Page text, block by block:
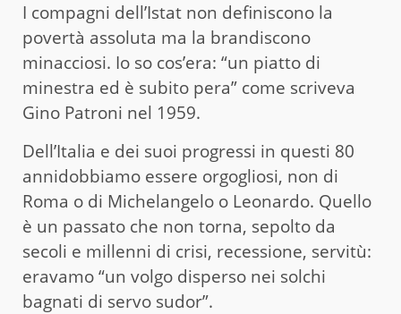
I compagni dell’Istat non definiscono la
povertà assoluta ma la brandiscono
minacciosi. Io so cos’era: “un piatto di
minestra ed è subito pera” come scriveva
Gino Patroni nel 1959.
Dell’Italia e dei suoi progressi in questi 80
annidobbiamo essere orgogliosi, non di
Roma o di Michelangelo o Leonardo. Quello
è un passato che non torna, sepolto da
secoli e millenni di crisi, recessione, servitù:
eravamo “un volgo disperso nei solchi
bagnati di servo sudor”.